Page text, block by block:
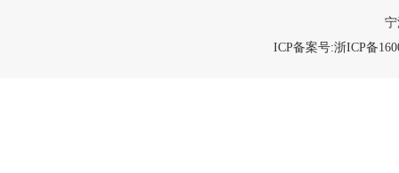
ICP备案号:浙ICP备